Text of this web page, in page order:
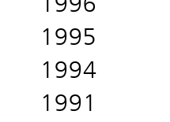
1995
1994
1991